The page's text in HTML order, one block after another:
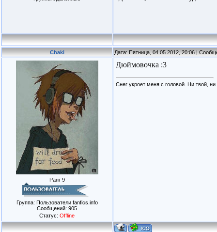
Chaki Дата: Пятница, 04.05.2012, 20:06 |
Ранг 9
Группа: Пользователи fanfics.info
Сообщений: 905
Статус: Offline
Дюймовочка :3
Снег укроет меня с головой. Ни твой,